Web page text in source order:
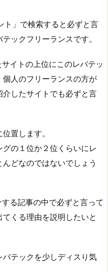
」で検索すると必ずと言
ックフリーランスです。
イトの上位にこのレバテッ
人のフリーランスの方が
したサイトでも必ずと言
置します。
の１位か２位くらいにレ
どなのではないでしょう
る記事の中で必ずと言って
くる理由を説明したいと
テックを少しディスり気